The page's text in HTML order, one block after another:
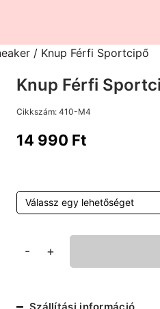
/ Knup Férfi Sportcipő
Knup Férfi
Cikkszám: 410-M4
14 990 Ft
-
Férfi
Sportcipő
+